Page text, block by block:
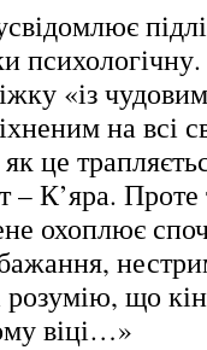
«із
на всі
це
К’яра. Проте
охоплює
що
віці…»